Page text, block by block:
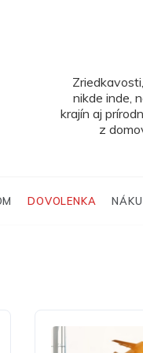
nikde inde,
krajín aj
z
DOVOLENKA